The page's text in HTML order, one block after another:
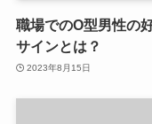
職場でのO型男性の
サインとは？
2023年8月15日